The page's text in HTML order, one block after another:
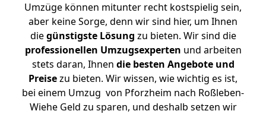
Umzüge können mitunter recht kostspielig sein,
aber keine Sorge, denn wir sind hier, um Ihnen
diegünstigste Lösung zu bieten. Wir sind die
professionellen Umzugsexperten und arbeiten
stets daran, Ihnen die besten Angebote und
Preisezu bieten. Wir wissen, wie wichtig es ist,
bei einem Umzug von Pforzheim nach Roßleben-
Wiehe Geld zu sparen, und deshalb setzen wir